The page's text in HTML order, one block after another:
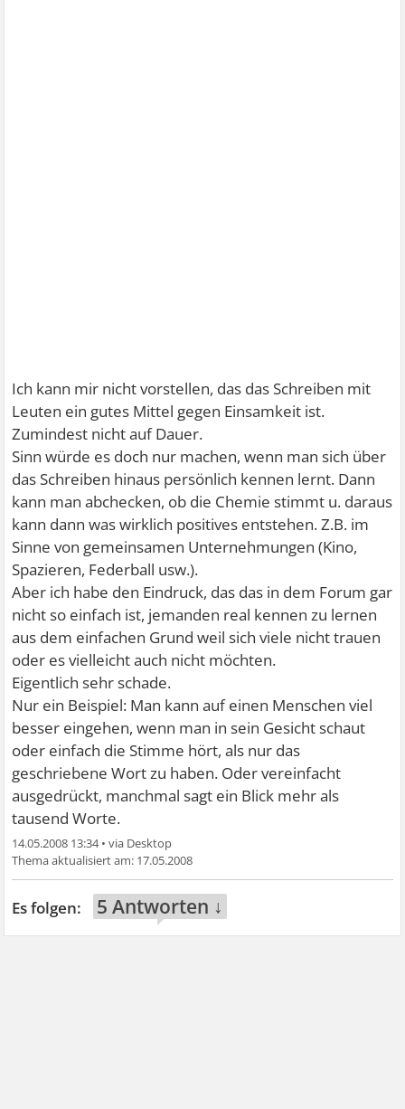
Ich kann mir nicht vorstellen, das das Schreiben mit
Leuten ein gutes Mittel gegen Einsamkeit ist.
Zumindest nicht auf Dauer.
Sinn würde es doch nur machen, wenn man sich über
das Schreiben hinaus persönlich kennen lernt. Dann
kann man abchecken, ob die Chemie stimmt u. daraus
kann dann was wirklich positives entstehen. Z.B. im
Sinne von gemeinsamen Unternehmungen (Kino,
Spazieren, Federball usw.).
Aber ich habe den Eindruck, das das in dem Forum gar
nicht so einfach ist, jemanden real kennen zu lernen
aus dem einfachen Grund weil sich viele nicht trauen
oder es vielleicht auch nicht möchten.
Eigentlich sehr schade.
Nur ein Beispiel: Man kann auf einen Menschen viel
besser eingehen, wenn man in sein Gesicht schaut
oder einfach die Stimme hört, als nur das
geschriebene Wort zu haben. Oder vereinfacht
ausgedrückt, manchmal sagt ein Blick mehr als
tausend Worte.
14.05.2008 13:34•
17.05.2008
5 Antworten ↓